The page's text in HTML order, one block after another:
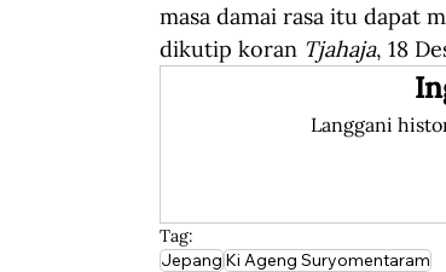
masa damai rasa itu dapat
dikutip koran Tjahaja, 18
Langgani
Tag:
JepangKi Ageng Suryomentaram